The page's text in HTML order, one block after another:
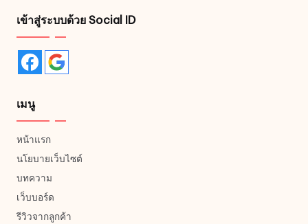
เข้าสู่ระบบด้วย Social ID
เมนู
หน้าแรก
นโยบายเว็บไซต์
บทความ
เว็บบอร์ด
รีวิวจากลูกค้า